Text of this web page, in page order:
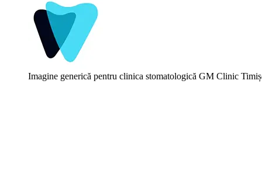
Imagine generică pentru clinica stomatologică GM Clinic